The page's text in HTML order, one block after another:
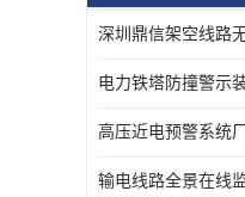
高压近电预警系统